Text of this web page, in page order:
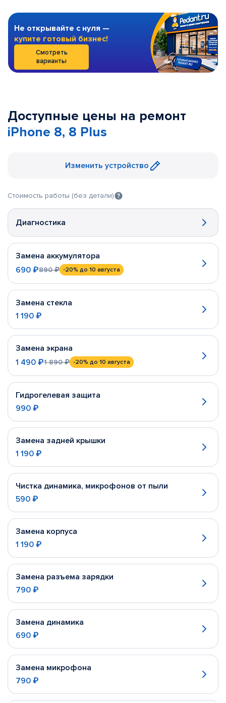
Не открывайте с нуля —
купите готовый бизнес!
Смотреть
варианты
Доступные цены на ремонт
iPhone 8, 8 Plus
Изменить устройство
Стоимость работы (без детали)
Диагностика
Замена аккумулятора
690 ₽890 ₽ -20% до 10 августа
Замена стекла
1 190 ₽
Замена экрана
1 490 ₽1 890 ₽ -20% до 10 августа
Гидрогелевая защита
990 ₽
Замена задней крышки
1 190 ₽
Чистка динамика, микрофонов от пыли
590 ₽
Замена корпуса
1 190 ₽
Замена разъема зарядки
790 ₽
Замена динамика
690 ₽
Замена микрофона
790 ₽